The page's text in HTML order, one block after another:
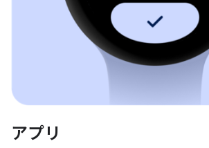
アプリ